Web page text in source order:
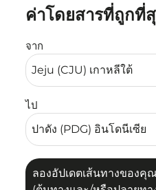
ค่าโดยสารที่ถูกที่
จาก
ไป
ลองอัปเดตเส้นทางของคุ
ลองอัปเดตเส้นทางของคุ